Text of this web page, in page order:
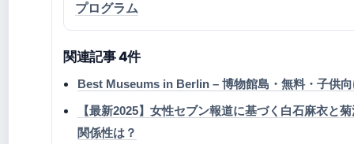
プログラム
関連記事 4件
Best Museums in Berlin – 博物館島・無料・子供
【最新2025】女性セブン報道に基づく白石麻衣と
関係性は？